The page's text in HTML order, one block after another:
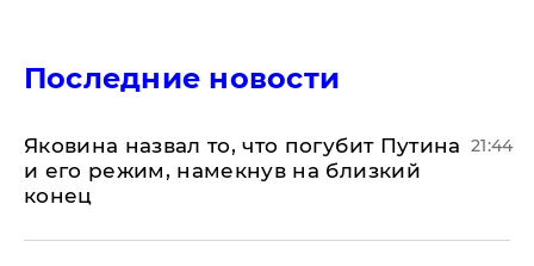
Последние новости
Яковина назвал то, что погубит Путина
и его режим, намекнув на близкий
конец
21:44